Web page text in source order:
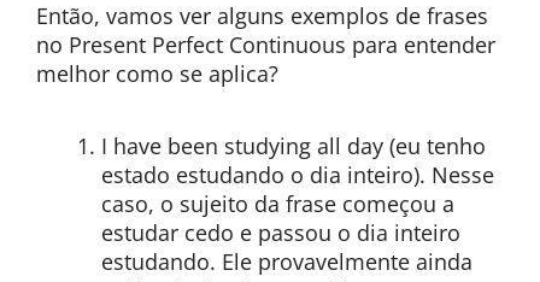
Então, vamos ver alguns exemplos de frases
no Present Perfect Continuous para entender
melhor como se aplica?
I have been studying all day (eu tenho
estado estudando o dia inteiro). Nesse
caso, o sujeito da frase começou a
estudar cedo e passou o dia inteiro
estudando. Ele provavelmente ainda